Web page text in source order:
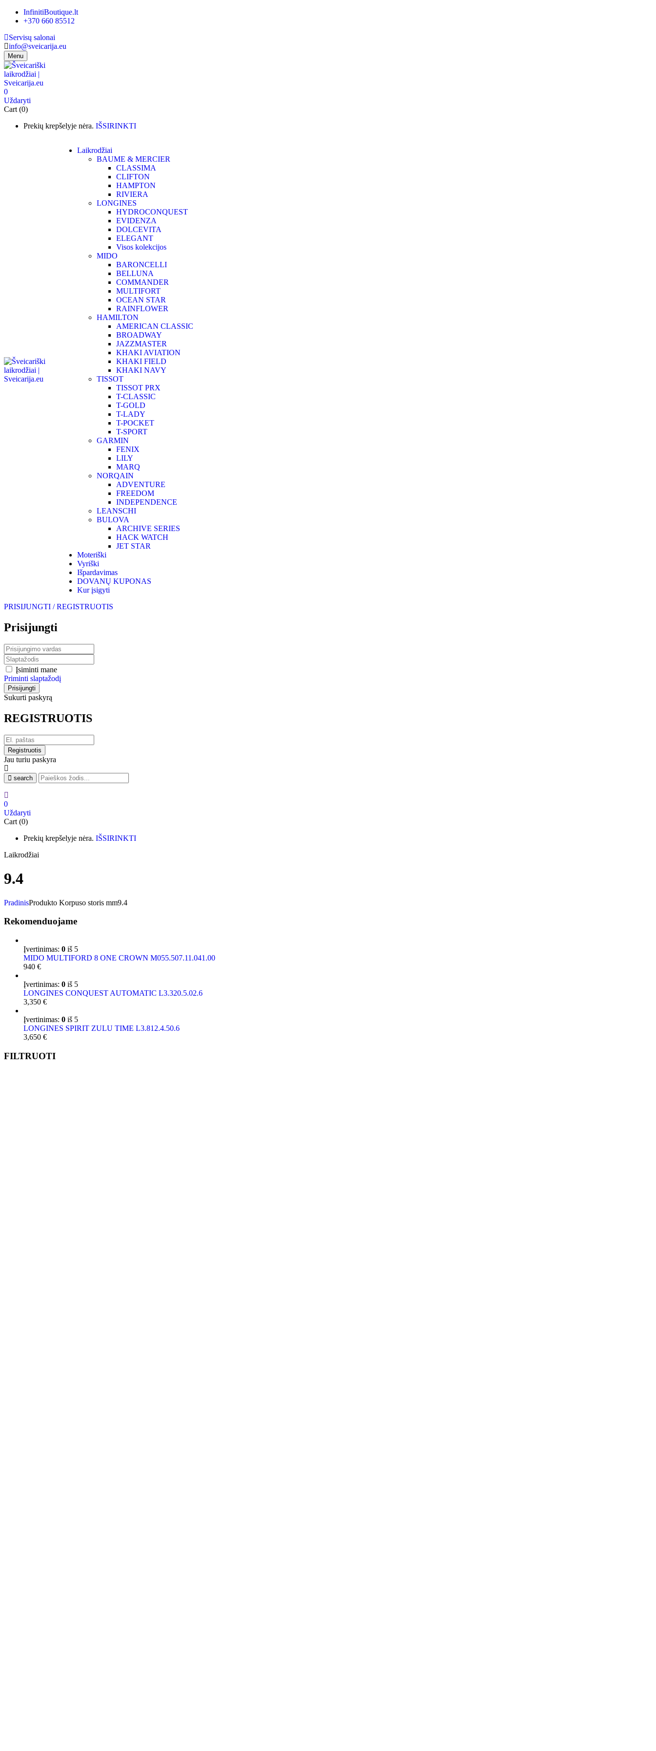
InfinitiBoutique.lt
+370 660 85512
Servisų salonai
info@sveicarija.eu
Menu
0
Uždaryti
Cart (0)
Prekių krepšelyje nėra. IŠSIRINKTI
Laikrodžiai
BAUME & MERCIER
CLASSIMA
CLIFTON
HAMPTON
RIVIERA
LONGINES
HYDROCONQUEST
EVIDENZA
DOLCEVITA
ELEGANT
Visos kolekcijos
MIDO
BARONCELLI
BELLUNA
COMMANDER
MULTIFORT
OCEAN STAR
RAINFLOWER
HAMILTON
AMERICAN CLASSIC
BROADWAY
JAZZMASTER
KHAKI AVIATION
KHAKI FIELD
KHAKI NAVY
TISSOT
TISSOT PRX
T-CLASSIC
T-GOLD
T-LADY
T-POCKET
T-SPORT
GARMIN
FENIX
LILY
MARQ
NORQAIN
ADVENTURE
FREEDOM
INDEPENDENCE
LEANSCHI
BULOVA
ARCHIVE SERIES
HACK WATCH
JET STAR
Moteriški
Vyriški
Išpardavimas
DOVANŲ KUPONAS
Kur įsigyti
PRISIJUNGTI / REGISTRUOTIS
Prisijungti
Įsiminti mane
Priminti slaptažodį
Sukurti paskyrą
REGISTRUOTIS
Jau turiu paskyra
search
0
Uždaryti
Cart (0)
Prekių krepšelyje nėra. IŠSIRINKTI
Laikrodžiai
9.4
PradinisProdukto Korpuso storis mm9.4
Rekomenduojame
Įvertinimas: 0 iš 5
MIDO MULTIFORD 8 ONE CROWN M055.507.11.041.00
940 €
Įvertinimas: 0 iš 5
LONGINES CONQUEST AUTOMATIC L3.320.5.02.6
3,350 €
Įvertinimas: 0 iš 5
LONGINES SPIRIT ZULU TIME L3.812.4.50.6
3,650 €
FILTRUOTI